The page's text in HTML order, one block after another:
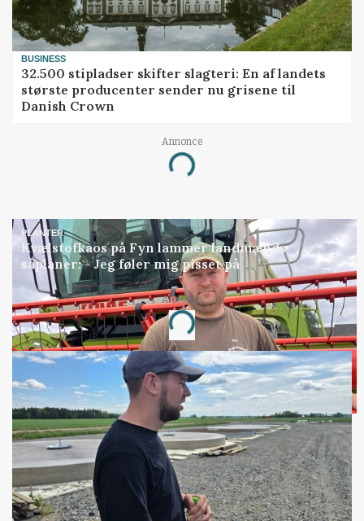
BUSINESS
32.500 stipladser skifter slagteri: En af landets
største producenter sender nu grisene til
Danish Crown
Annonce
Loading...
PLANTER
Kvælstofkaos på Fyn lammer landmænds
såplaner: - Jeg føler mig pisset på
Annonce
Loading...